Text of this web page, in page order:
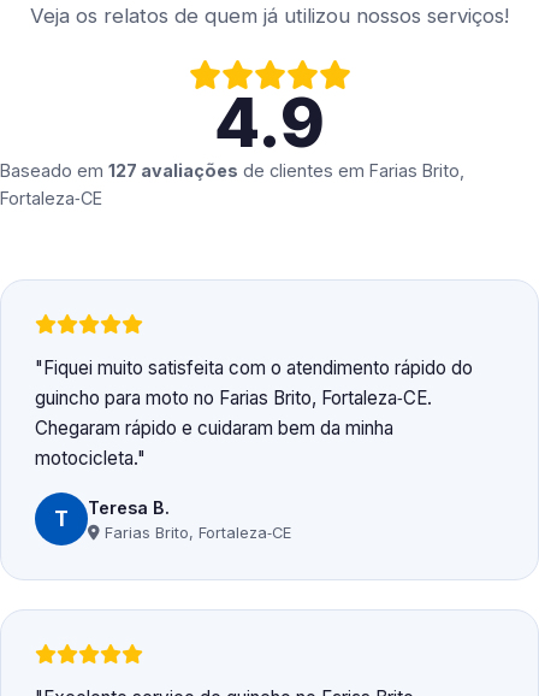
Veja os relatos de quem já utilizou nossos serviços!
4.9
Baseado em 127 avaliações de clientes em Farias Brito,
Fortaleza‑CE
Fiquei muito satisfeita com o atendimento rápido do
guincho para moto no Farias Brito, Fortaleza‑CE.
Chegaram rápido e cuidaram bem da minha
motocicleta.
T Teresa B.
Farias Brito, Fortaleza‑CE